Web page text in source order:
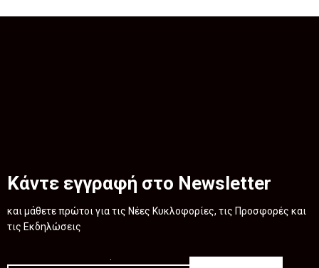
Κάντε εγγραφή στο Newsletter
και μάθετε πρώτοι για τις Νέες Κυκλοφορίες, τις Προσφορές και
τις Εκδηλώσεις